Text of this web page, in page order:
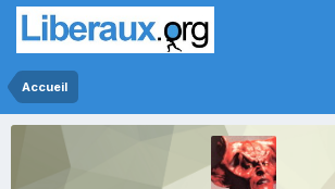
Accueil